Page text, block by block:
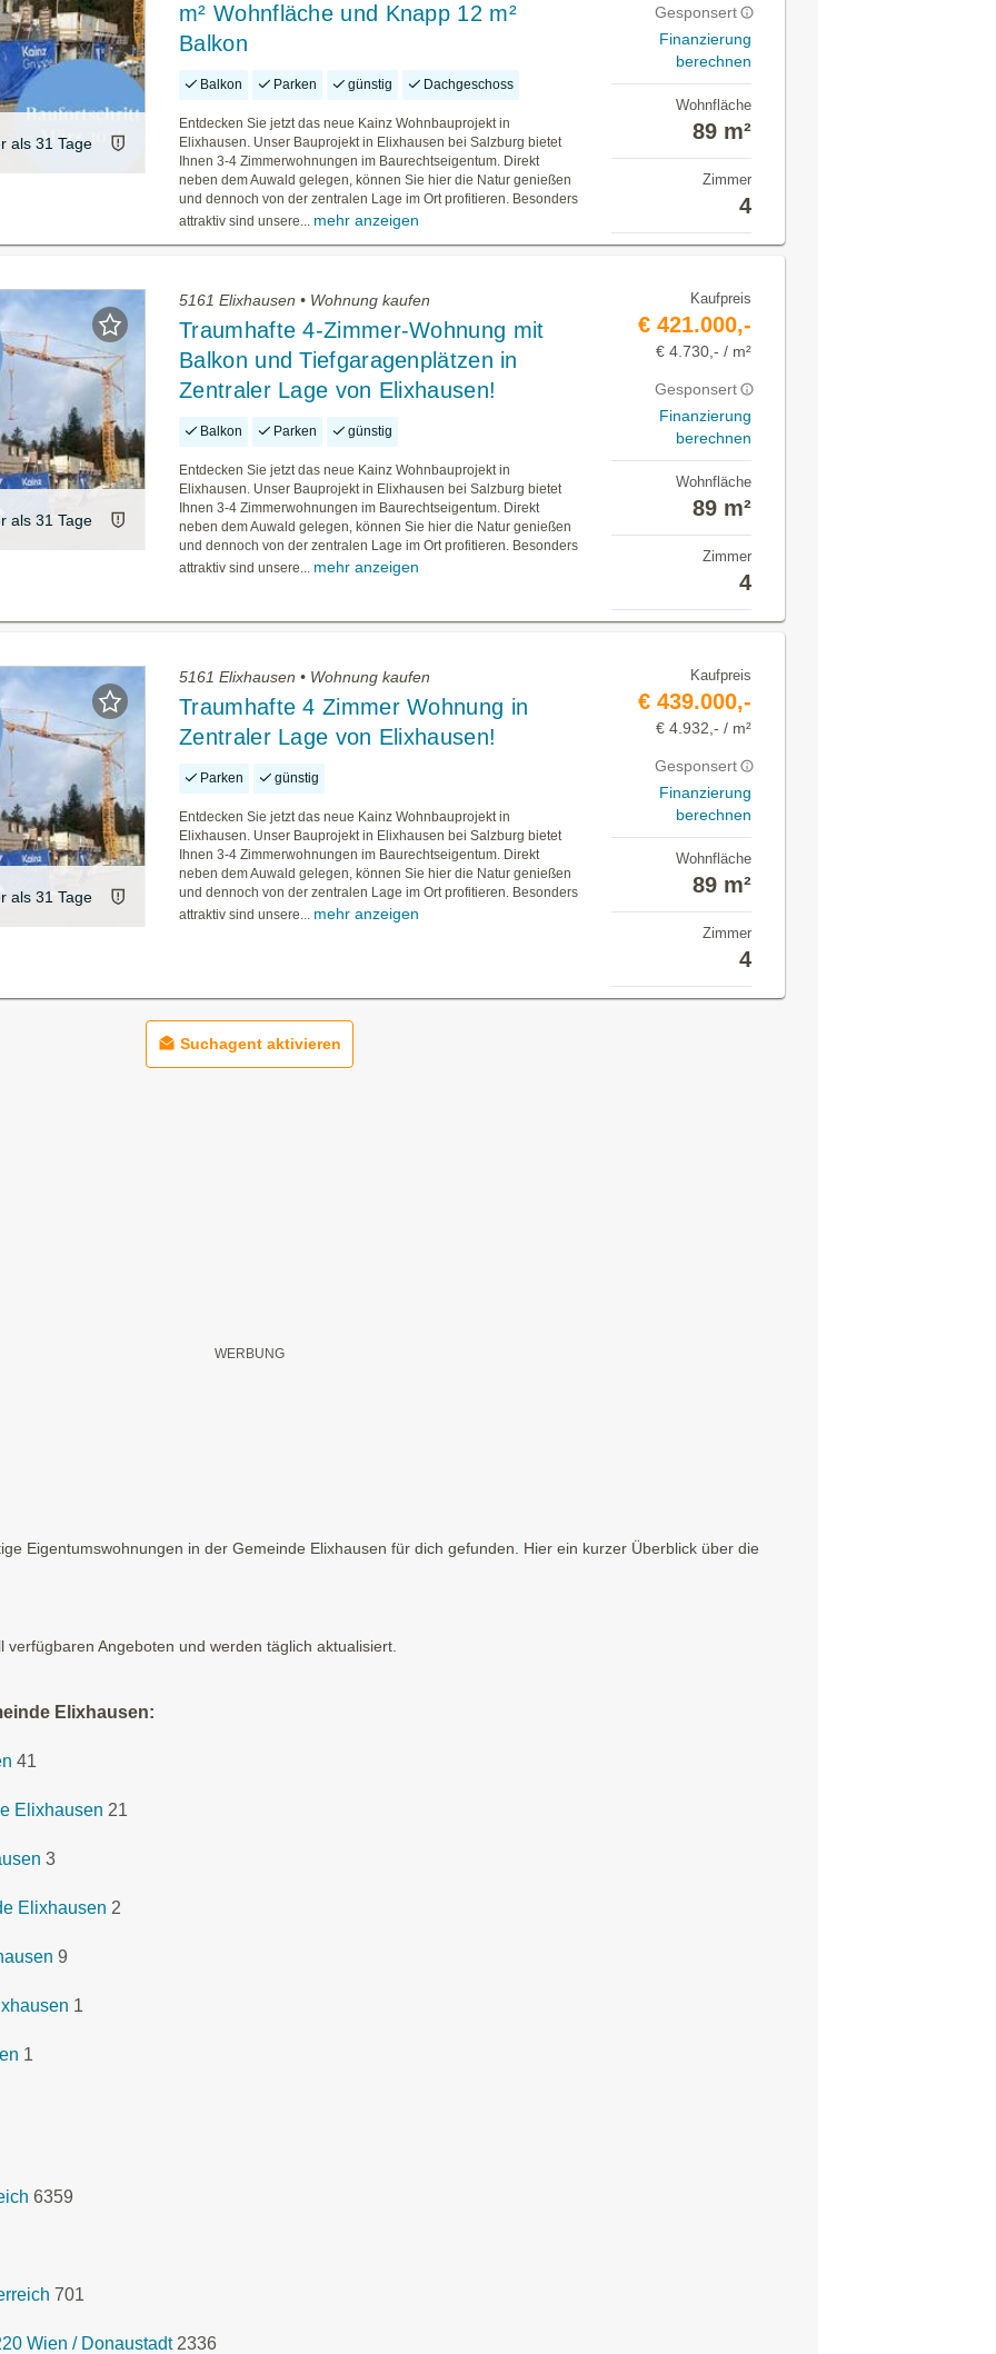
als 31 Tage
m² Wohnfläche und Knapp 12 m²
Balkon
Balkon Parken günstig Dachgeschoss
Entdecken Sie jetzt das neue Kainz Wohnbauprojekt in
Elixhausen. Unser Bauprojekt in Elixhausen bei Salzburg bietet
Ihnen 3-4 Zimmerwohnungen im Baurechtseigentum. Direkt
neben dem Auwald gelegen, können Sie hier die Natur genießen
und dennoch von der zentralen Lage im Ort profitieren. Besonders
attraktiv sind unsere... mehr anzeigen
Gesponsert
Finanzierung
berechnen
Wohnfläche
89 m²
Zimmer
4
als 31 Tage
5161 Elixhausen • Wohnung kaufen
Traumhafte 4-Zimmer-Wohnung mit
Balkon und Tiefgaragenplätzen in
Zentraler Lage von Elixhausen!
Balkon Parken günstig
Entdecken Sie jetzt das neue Kainz Wohnbauprojekt in
Elixhausen. Unser Bauprojekt in Elixhausen bei Salzburg bietet
Ihnen 3-4 Zimmerwohnungen im Baurechtseigentum. Direkt
neben dem Auwald gelegen, können Sie hier die Natur genießen
und dennoch von der zentralen Lage im Ort profitieren. Besonders
attraktiv sind unsere... mehr anzeigen
Kaufpreis
€ 421.000,-
€ 4.730,- / m²
Gesponsert
Finanzierung
berechnen
Wohnfläche
89 m²
Zimmer
4
als 31 Tage
5161 Elixhausen • Wohnung kaufen
Traumhafte 4 Zimmer Wohnung in
Zentraler Lage von Elixhausen!
Parken günstig
Entdecken Sie jetzt das neue Kainz Wohnbauprojekt in
Elixhausen. Unser Bauprojekt in Elixhausen bei Salzburg bietet
Ihnen 3-4 Zimmerwohnungen im Baurechtseigentum. Direkt
neben dem Auwald gelegen, können Sie hier die Natur genießen
und dennoch von der zentralen Lage im Ort profitieren. Besonders
attraktiv sind unsere... mehr anzeigen
Kaufpreis
€ 439.000,-
€ 4.932,- / m²
Gesponsert
Finanzierung
berechnen
Wohnfläche
89 m²
Zimmer
4
Suchagent aktivieren
Eigentumswohnungen in der Gemeinde Elixhausen für dich gefunden. Hier ein kurzer Überblick über die
Angeboten und werden täglich aktualisiert.
Elixhausen:
41
Elixhausen 21
3
Elixhausen 2
9
1
1
6359
701
Wien / Donaustadt 2336